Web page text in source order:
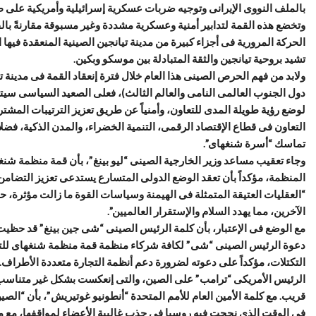
بالملف النووى الإيرانى وتوجيه ضربات عسكرية إسرائيلية وأمريكية
وتخضع هذه القمة لتدابير أمنية وعسكرية مشددة وغير مسبوقة
الحركة المرورية فى أجزاء كبيرة من مدينة تيانجين الصينية المنعقدة
تشيد بروحية تيانجين والثقة المتبادلة بين موسكو وبكين.
ولابد من فهم الحرص الصينى هذا العام خلال فترة إنعقاد القمة فى
دول الجنوب العالمى النامى والعالم الثالث)، فعلى الصعيد السياسى
لوضع رؤية طويلة المدى للتعاون، وأمنياً عن طريق تعزيز الترتيبات
التعاون فى قطاع الإقتصاد الرقمى، التنمية الخضراء، والمدن الذكية،
تماسك “أسرة شنغهاى”.
المنظمة، مؤكداً بأن تعقد الوضع الدولى المتسارع يستدعى تعزيز التضامن
“العقليات العتيقة المتمثلة فى الهيمنة وسياسات القوة ما زالت
الآخرين، مما يهدد السلام والإستقرار العالميين”.
مع الوضع فى الإعتبار، بأن كلمة الرئيس الصينى “شى جين بينغ” قد
دعوة الرئيس الصينى “شى” لكافة شركاء منظمة قمة منظمة شنغهاى
التكتلات، مؤكداً على دعوته لضرورة دعم أنظمة التجارة متعددة
الرئيس الأمريكى “ترامب” على الصين، والتى إنعكست بشكل غير
قريب. مع كلمة الأمين العام للأمم المتحدة “أنطونيو غوتيريش”، بأن
فى الوقت الذى نجحت فيه روسيا فى جذب غالبية الأعضاء لمواقفها، مع